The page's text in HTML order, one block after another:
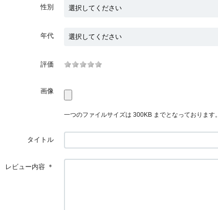
性別
年代
評価
画像
一つのファイルサイズは 300KB までとなっております。
タイトル
レビュー内容 ＊